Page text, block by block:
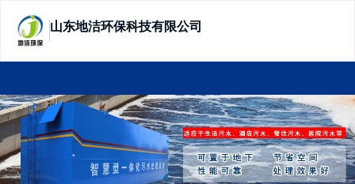
山东地洁环保科技有限公司